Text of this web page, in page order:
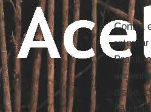
Contra
Brasil,
disse,
não